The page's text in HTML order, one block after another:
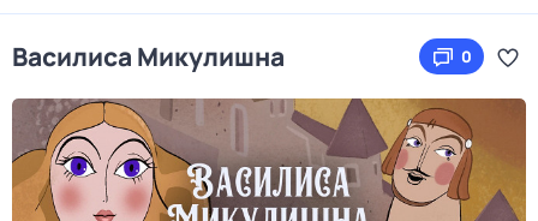
Василиса Микулишна 0